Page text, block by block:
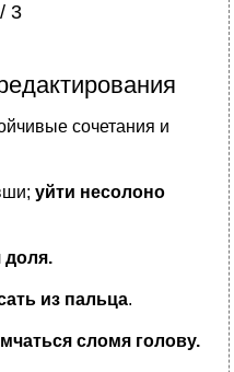
3
сочетания и
уйти несолоно
доля.
из пальца.
мчаться сломя голову.